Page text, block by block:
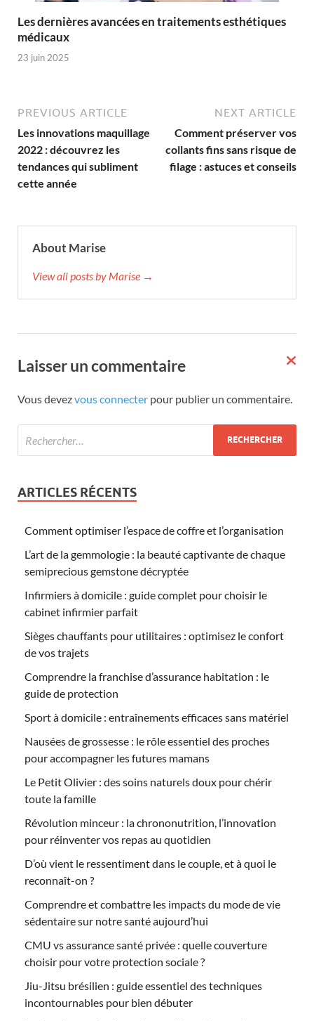
Les dernières avancées en traitements esthétiques
médicaux
23 juin 2025
PREVIOUS ARTICLE
Les innovations maquillage
2022 : découvrez les
tendances qui subliment
cette année
NEXT ARTICLE
Comment préserver vos
collants fins sans risque de
filage : astuces et conseils
About Marise
View all posts by Marise →
Laisser un commentaire
Vous devezvous connecter pour publier un commentaire.
ARTICLES RÉCENTS
Comment optimiser l’espace de coffre et l’organisation
L’art de la gemmologie : la beauté captivante de chaque
semiprecious gemstone décryptée
Infirmiers à domicile : guide complet pour choisir le
cabinet infirmier parfait
Sièges chauffants pour utilitaires : optimisez le confort
de vos trajets
Comprendre la franchise d’assurance habitation : le
guide de protection
Sport à domicile : entraînements efficaces sans matériel
Nausées de grossesse : le rôle essentiel des proches
pour accompagner les futures mamans
Le Petit Olivier : des soins naturels doux pour chérir
toute la famille
Révolution minceur : la chrononutrition, l’innovation
pour réinventer vos repas au quotidien
D’où vient le ressentiment dans le couple, et à quoi le
reconnaît-on ?
Comprendre et combattre les impacts du mode de vie
sédentaire sur notre santé aujourd’hui
CMU vs assurance santé privée : quelle couverture
choisir pour votre protection sociale ?
Jiu-Jitsu brésilien : guide essentiel des techniques
incontournables pour bien débuter